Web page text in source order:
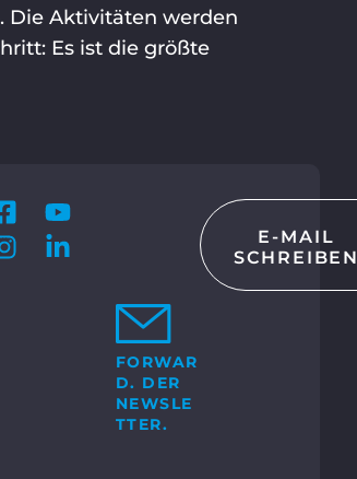
Die Aktivitäten werden
Es ist die größte
FORWAR
D. DER
NEWSLE
TTER.
E-MAIL